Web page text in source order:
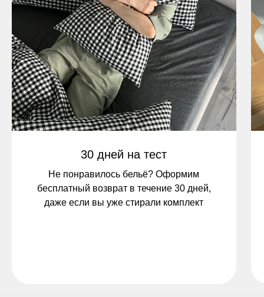
30 дней на тест
Не понравилось бельё? Оформим
бесплатный возврат в течение 30 дней,
даже если вы уже стирали комплект